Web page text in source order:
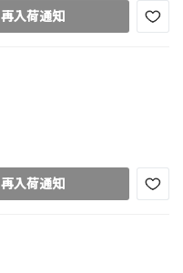
再入荷通知
再入荷通知